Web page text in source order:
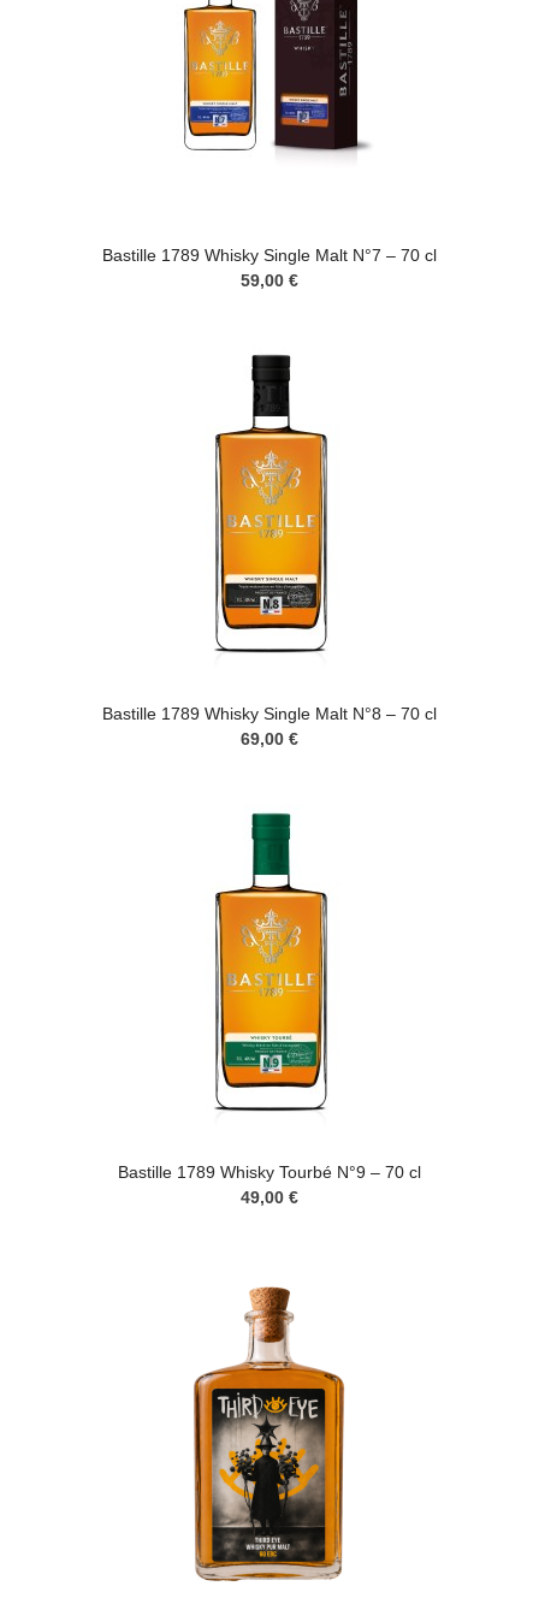
Bastille 1789 Whisky Single Malt N°7 – 70 cl
59,00 €
Bastille 1789 Whisky Single Malt N°8 – 70 cl
69,00 €
Bastille 1789 Whisky Tourbé N°9 – 70 cl
49,00 €